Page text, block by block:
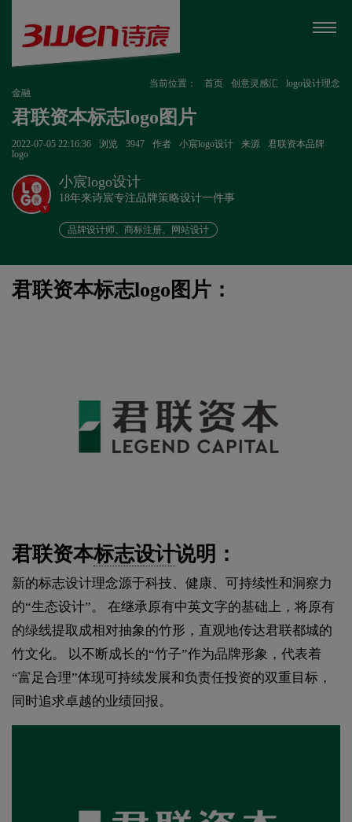
当前位置： 首页 创意灵感汇
logo设计理念
金融
君联资本标志logo图片
2022-07-05 22:16:36 浏览 3947 作者 小宸logo设计 来源
君联资本品牌
logo
v
小宸logo设计
18年来诗宸专注品牌策略设计一件事
品牌设计师、商标注册、网站设计
君联资本标志logo图片：
君联资本标志设计说明：
新的标志设计理念源于科技、健康、可持续性和洞察力
的“生态设计”。 在继承原有中英文字的基础上，将原有
的绿线提取成相对抽象的竹形，直观地传达君联都城的
竹文化。 以不断成长的“竹子”作为品牌形象，代表着
“富足合理”体现可持续发展和负责任投资的双重目标，
同时追求卓越的业绩回报。